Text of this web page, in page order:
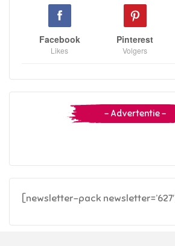
Facebook
Likes
Pinterest
Volgers
– Advertentie –
[newsletter-pack newsletter=’627′]